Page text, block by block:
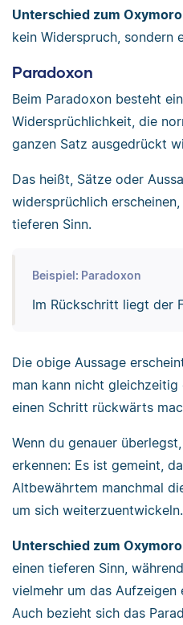
Unterschied zum
kein Widerspruch, sondern
Paradoxon
Beim Paradoxon besteht
Widersprüchlichkeit, die
ganzen Satz ausgedrückt
Das heißt, Sätze oder
widersprüchlich
tieferen Sinn.
Beispiel: Paradoxon
Im Rückschritt liegt der
Die obige Aussage
man kann nicht
einen Schritt rückwärts
Wenn du genauer
erkennen: Es ist gemeint,
Altbewährtem manchmal
um sich weiterzuentwickeln.
Unterschied zum
einen tieferen Sinn,
vielmehr um das
Auch bezieht sich das